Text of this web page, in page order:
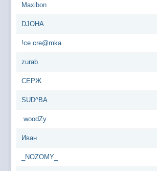
Maxibon
DJOHA
!ce cre@mka
zurab
СЕРЖ
SUD^BA
.woodZy
Иван
_NOZOMY_